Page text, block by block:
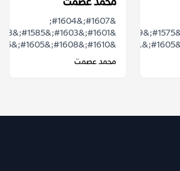
&#1578;&#1587;&#1575;&#1569;&#1604;&#1578;
محمد عصمت
&#1607;&#1604;
&#1610;&#1608;&#1605;&#1575;&#1611;...
محمد عصمت